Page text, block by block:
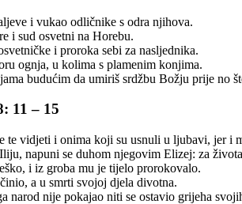
i vukao odličnike s odra njihova.
i sud osvetni na Horebu.
i proroka sebi za nasljednika.
ognja, u kolima s plamenim konjima.
budućim da umiriš srdžbu Božju prije no
11 – 15
te vidjeti i onima koji su usnuli u ljubavi, jer i
napuni se duhom njegovim Elizej: za
i iz groba mu je tijelo prorokovalo.
a u smrti svojoj djela divotna.
narod nije pokajao niti se ostavio grijeha